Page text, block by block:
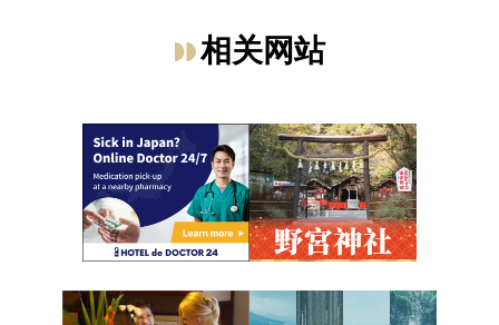
相关网站